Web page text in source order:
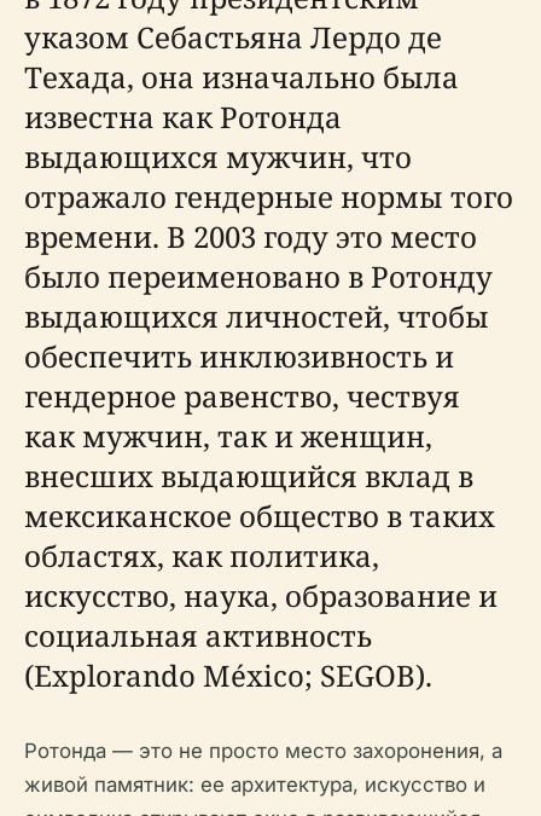
указом Себастьяна Лердо де
Техада, она изначально была
известна как Ротонда
выдающихся мужчин, что
отражало гендерные нормы того
времени. В 2003 году это место
было переименовано в Ротонду
выдающихся личностей, чтобы
обеспечить инклюзивность и
гендерное равенство, чествуя
как мужчин, так и женщин,
внесших выдающийся вклад в
мексиканское общество в таких
областях, как политика,
искусство, наука, образование и
социальная активность
(Explorando México; SEGOB).
Ротонда — это не просто место захоронения, а
живой памятник: ее архитектура, искусство и